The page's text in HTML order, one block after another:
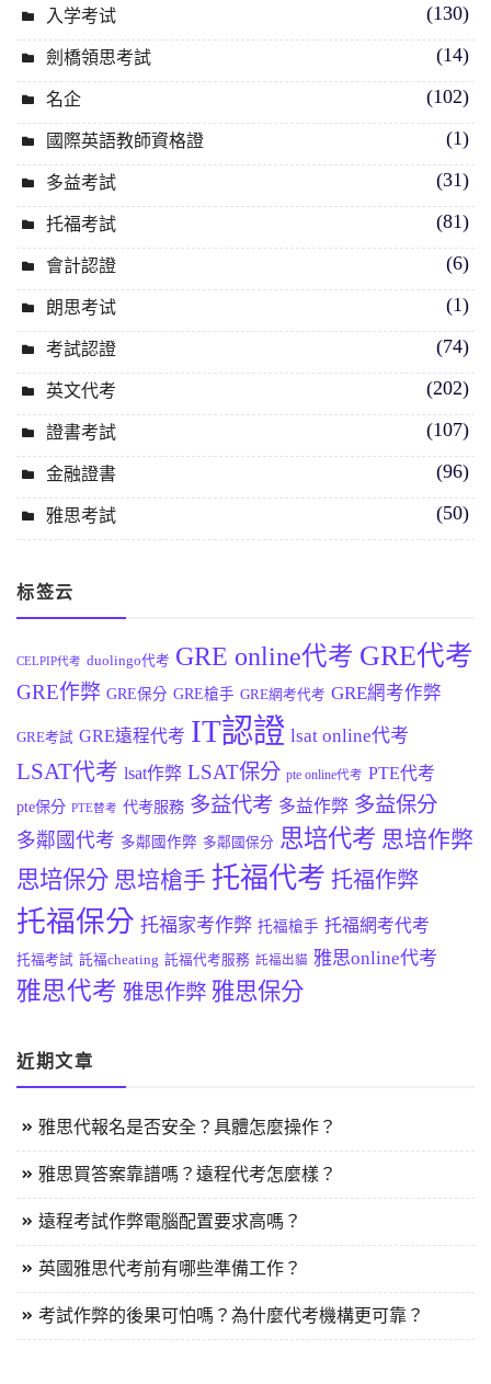
入学考试 (130)
劍橋領思考試 (14)
名企 (102)
國際英語教師資格證 (1)
多益考試 (31)
托福考試 (81)
會計認證 (6)
朗思考试 (1)
考試認證 (74)
英文代考 (202)
證書考試 (107)
金融證書 (96)
雅思考試 (50)
标签云
CELPIP代考 duolingo代考 GRE online代考 GRE代考
GRE作弊 GRE保分 GRE槍手 GRE網考代考 GRE網考作弊
GRE考試 GRE遠程代考 IT認證 lsat online代考
LSAT代考 lsat作弊 LSAT保分 pte online代考 PTE代考
pte保分 PTE替考 代考服務 多益代考 多益作弊 多益保分
多鄰國代考 多鄰國作弊 多鄰國保分 思培代考 思培作弊
思培保分 思培槍手 托福代考 托福作弊
托福保分 托福家考作弊 托福槍手 托福網考代考
托福考試 託福cheating 託福代考服務 託福出貓 雅思online代考
雅思代考 雅思作弊 雅思保分
近期文章
雅思代報名是否安全？具體怎麼操作？
雅思買答案靠譜嗎？遠程代考怎麼樣？
遠程考試作弊電腦配置要求高嗎？
英國雅思代考前有哪些準備工作？
考試作弊的後果可怕嗎？為什麼代考機構更可靠？